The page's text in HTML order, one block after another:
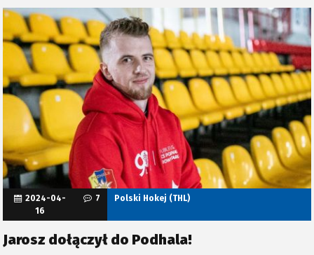
Jarosz dołączył do Podhala!
2024-04-
16
7 Polski Hokej (THL)